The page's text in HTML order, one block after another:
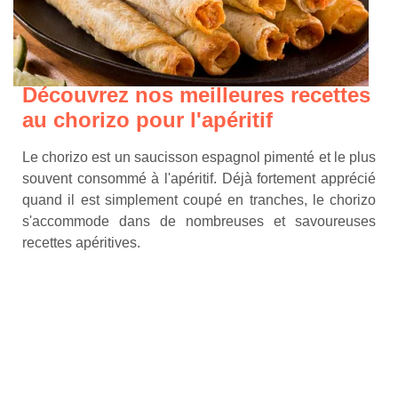
Découvrez nos meilleures recettes
au chorizo pour l'apéritif
Le chorizo est un saucisson espagnol pimenté et le plus
souvent consommé à l'apéritif. Déjà fortement apprécié
quand il est simplement coupé en tranches, le chorizo
s'accommode dans de nombreuses et savoureuses
recettes apéritives.